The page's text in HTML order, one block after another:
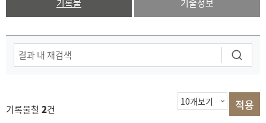
기록물 기술정보
기록물철 2건